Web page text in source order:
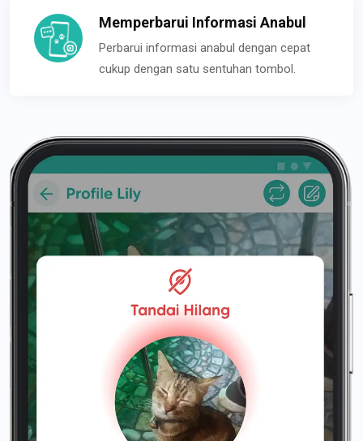
Memperbarui Informasi Anabul
Perbarui informasi anabul dengan cepat
cukup dengan satu sentuhan tombol.